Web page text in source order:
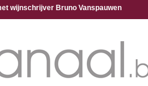
wijnschrijver Bruno Vanspauwen